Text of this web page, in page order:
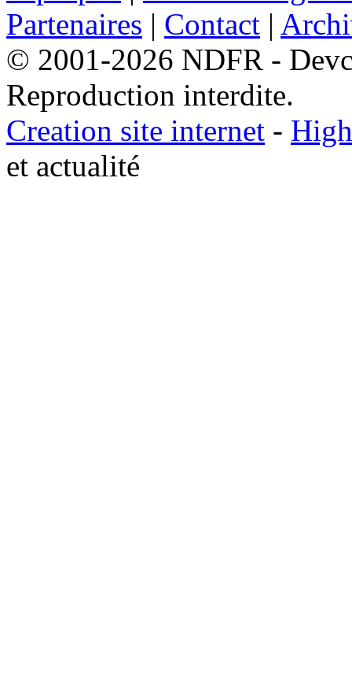
Partenaires | Contact |
© 2001-2026 NDFR -
Reproduction interdite.
Creation site internet -
et actualité